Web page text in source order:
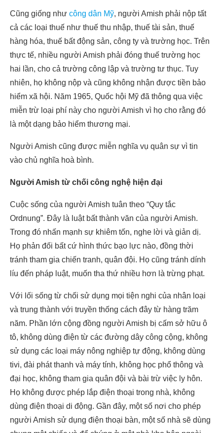
Cũng giống như công dân Mỹ, người Amish phải nộp tất
cả các loại thuế như thuế thu nhập, thuế tài sản, thuế
hàng hóa, thuế bất động sản, công ty và trường học. Trên
thực tế, nhiều người Amish phải đóng thuế trường học
hai lần, cho cả trường công lập và trường tư thục. Tuy
nhiên, họ không nộp và cũng không nhận được tiền bảo
hiểm xã hội. Năm 1965, Quốc hội Mỹ đã thông qua việc
miễn trừ loại phí này cho người Amish vì họ cho rằng đó
là một dạng bảo hiểm thương mại.
Người Amish cũng được miễn nghĩa vụ quân sự vì tin
vào chủ nghĩa hoà bình.
Người Amish từ chối công nghệ hiện đại
Cuộc sống của người Amish tuân theo “Quy tắc
Ordnung”. Đây là luật bất thành văn của người Amish.
Trong đó nhấn mạnh sự khiêm tốn, nghe lời và giản dị.
Họ phản đối bất cứ hình thức bạo lực nào, đồng thời
tránh tham gia chiến tranh, quân đội. Họ cũng tránh dính
líu đến pháp luật, muốn tha thứ nhiều hơn là trừng phạt.
Với lối sống từ chối sử dụng mọi tiện nghi của nhân loại
và trung thành với truyền thống cách đây từ hàng trăm
năm. Phần lớn cộng đồng người Amish bị cấm sở hữu ô
tô, không dùng điện từ các đường dây công cộng, không
sử dụng các loại máy nông nghiệp tự động, không dùng
tivi, đài phát thanh và máy tính, không học phổ thông và
đại học, không tham gia quân đội và bài trừ việc ly hôn.
Họ không được phép lắp điện thoại trong nhà, không
dùng điện thoại di động. Gần đây, một số nơi cho phép
người Amish sử dụng điện thoại bàn, một số nhà sẽ dùng